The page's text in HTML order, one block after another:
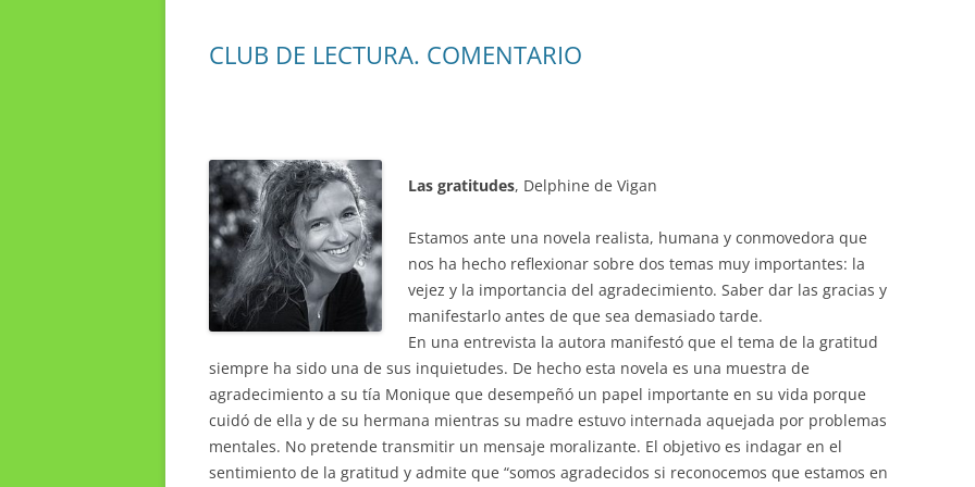
INFORMACIÓN DE VIAJES 2015
INGLÉS
CLUB DE LECTURA. COMENTARIO
Las gratitudes, Delphine de Vigan
Estamos ante una novela realista, humana y conmovedora que
nos ha hecho reflexionar sobre dos temas muy importantes: la
vejez y la importancia del agradecimiento. Saber dar las gracias y
manifestarlo antes de que sea demasiado tarde.
En una entrevista la autora manifestó que el tema de la gratitud
siempre ha sido una de sus inquietudes. De hecho esta novela es una muestra de
agradecimiento a su tía Monique que desempeñó un papel importante en su vida porque
cuidó de ella y de su hermana mientras su madre estuvo internada aquejada por problemas
mentales. No pretende transmitir un mensaje moralizante. El objetivo es indagar en el
sentimiento de la gratitud y admite que “somos agradecidos si reconocemos que estamos en